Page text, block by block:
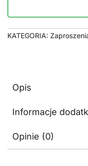
KATEGORIA:
Opis
Informacje
Opinie (0)